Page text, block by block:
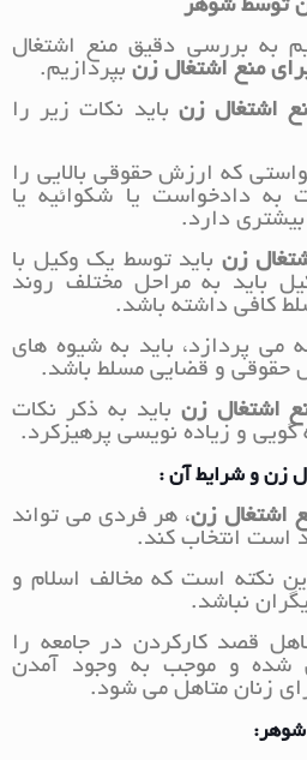
توسط شوهر
به بررسی دقیق منع اشتغال
منع اشتغال زن بپردازیم.
اشتغال زن باید نکات زیر را
که ارزش حقوقی بالایی را
به دادخواست یا شکوائیه یا
بیشتری دارد.
زن باید توسط یک وکیل با
باید به مراحل مختلف روند
کافی داشته باشد.
می پردازد، باید به شیوه های
حقوقی و قضایی مسلط باشد.
اشتغال زن باید به ذکر نکات
و زیاده نویسی پرهیزکرد.
زن و شرایط آن :
اشتغال زن، هر فردی می تواند
است انتخاب کند.
نکته است که مخالف اسلام و
نباشد.
قصد کارکردن در جامعه را
شده و موجب به وجود آمدن
زنان متاهل می شود.
شوهر: